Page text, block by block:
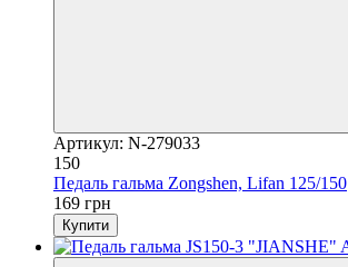
Артикул: N-279033
150
Педаль гальма Zongshen, Lifan 125/150
169 грн
Купити